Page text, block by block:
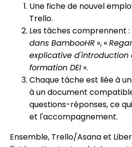
Une fiche de nouvel
Trello.
Les tâches comprennent :
dans BambooHR », «
explicative d'introduction
formation DEI ».
Chaque tâche est liée à
à un document
questions-réponses, ce
et l'accompagnement.
Ensemble, Trello/Asana et